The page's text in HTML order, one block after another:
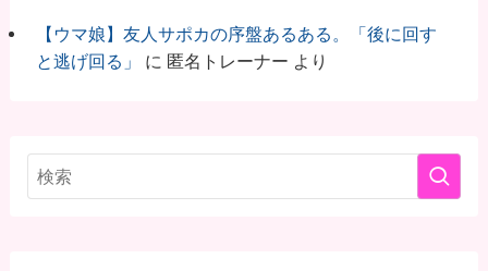
【ウマ娘】友人サポカの序盤あるある。「後に回す
と逃げ回る」
に 匿名トレーナー より